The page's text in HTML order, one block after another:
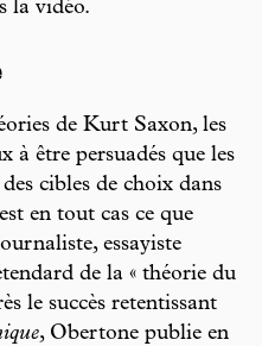
la vidéo.
de Kurt Saxon, les
à être persuadés que les
cibles de choix dans
en tout cas ce que
essayiste
de la « théorie du
le succès retentissant
, Obertone publie en